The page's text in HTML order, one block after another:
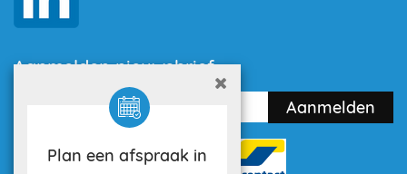
Plan een afspraak in
Aanmelden nieuwsbrief